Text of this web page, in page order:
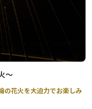
います。
（案内付）→ 特別開
～
の花火を大迫力でお楽しみ